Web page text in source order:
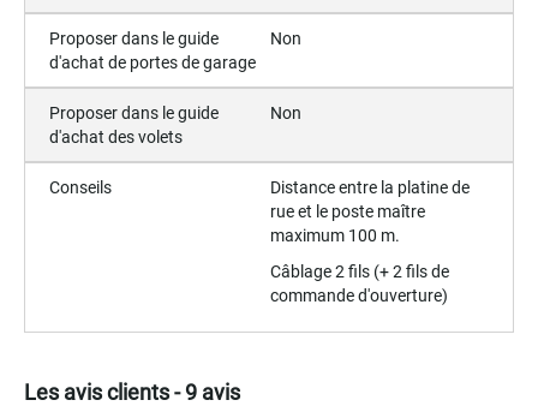
Proposer dans le guide
d'achat de portes de garage
Non
Proposer dans le guide
d'achat des volets
Non
Conseils
Distance entre la platine de
rue et le poste maître
maximum 100 m.
Câblage 2 fils (+ 2 fils de
commande d'ouverture)
Les avis clients - 9 avis